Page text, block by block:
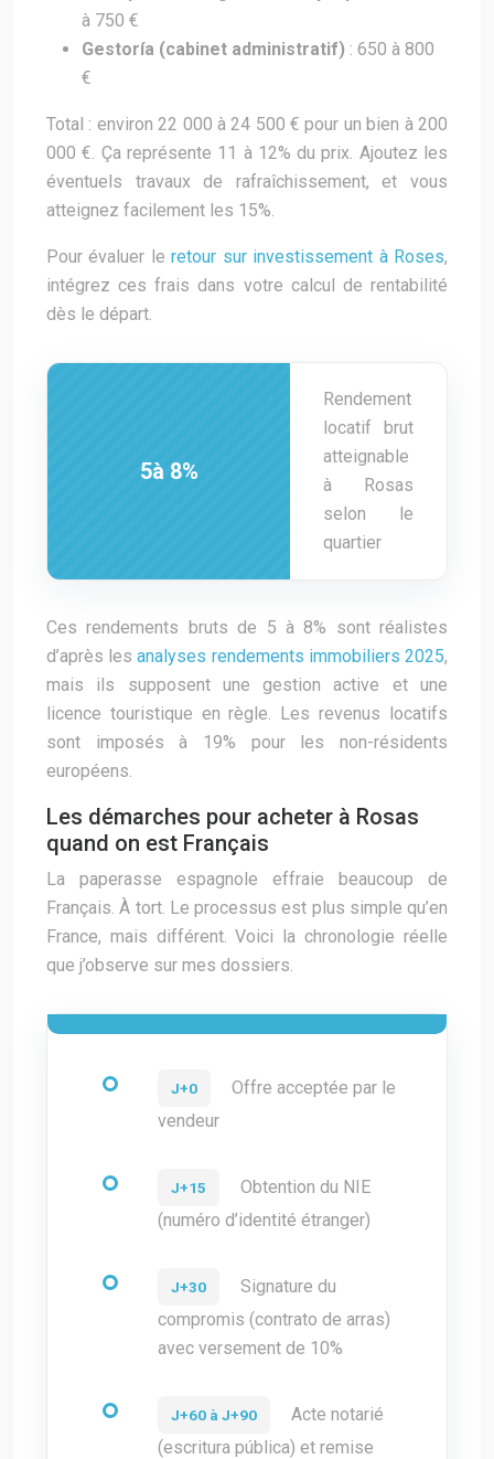
à 750 €
Gestoría (cabinet administratif) : 650 à 800
€
Total : environ 22 000 à 24 500 € pour un bien à 200
000 €. Ça représente 11 à 12% du prix. Ajoutez les
éventuels travaux de rafraîchissement, et vous
atteignez facilement les 15%.
Pour évaluer leretour sur investissement à Roses,
intégrez ces frais dans votre calcul de rentabilité
dès le départ.
5à 8%
Rendement
locatif brut
atteignable
à Rosas
selon le
quartier
Ces rendements bruts de 5 à 8% sont réalistes
d’après lesanalyses rendements immobiliers 2025,
mais ils supposent une gestion active et une
licence touristique en règle. Les revenus locatifs
sont imposés à 19% pour les non-résidents
européens.
Les démarches pour acheter à Rosas
quand on est Français
La paperasse espagnole effraie beaucoup de
Français. À tort. Le processus est plus simple qu’en
France, mais différent. Voici la chronologie réelle
que j’observe sur mes dossiers.
J+0
Offre acceptée par le
vendeur
J+15
Obtention du NIE
(numéro d’identité étranger)
J+30
Signature du
compromis (contrato de arras)
avec versement de 10%
J+60 à J+90
Acte notarié
(escritura pública) et remise